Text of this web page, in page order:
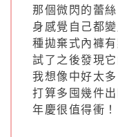
那個微閃的蕾
身感覺自己都
種拋棄式內褲
試了之後發現
我想像中好太
打算多囤幾件
年慶很值得衝！